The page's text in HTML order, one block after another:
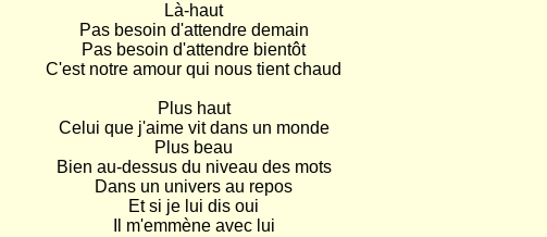
Là-haut
Pas besoin d'attendre demain
Pas besoin d'attendre bientôt
C'est notre amour qui nous tient chaud
Plus haut
Celui que j'aime vit dans un monde
Plus beau
Bien au-dessus du niveau des mots
Dans un univers au repos
Et si je lui dis oui
Il m'emmène avec lui